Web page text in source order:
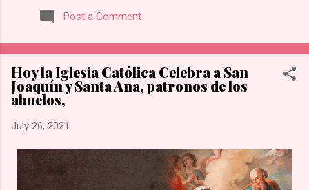
custodia de los prisioneros. 🙏🏽 Recibió instrucción religiosa
de los Padres Blancos. 🙏🏽 Recibió el bautismo al día
Cuando el rey de Burgunda, hoy Uganda, le ordenó retractarse
de su fe, rehusó. Junto con otros mártires se le condujo en
una marcha hacia la aldea de Namugongo, a unos 60 kms de
su hogar. 🙏🏽 Según la costumbre, se ejecutaba a un
prisionero en cada cruce de camino, él fue el primero en caer
Lubawo, fue alanceado y decapitado y sus restos dejados al
borde del camino....
Post a Comment
Hoy la Iglesia Católica Celebra a San
Joaquín y Santa Ana, patronos de los
abuelos,
July 26, 2021